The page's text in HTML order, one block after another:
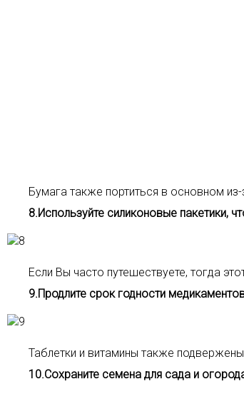
Бумага также портиться в основном из-
8.Используйте силиконовые пакетики,
Если Вы часто путешествуете, тогда
9.Продлите срок годности
Таблетки и витамины также
10.Сохраните семена для сада и